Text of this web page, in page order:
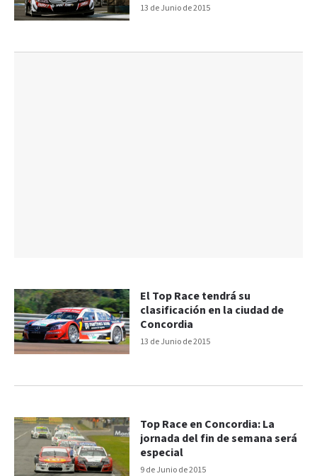
13 de Junio de 2015
13 de Junio de 2015
El Top Race tendrá su
clasificación en la ciudad de
Concordia
9 de Junio de 2015
Top Race en Concordia: La
jornada del fin de semana será
especial